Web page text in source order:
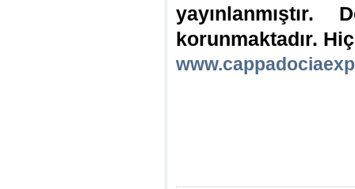
korunmaktadır.